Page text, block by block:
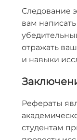
Следование
вам
отражать
и навыки
Рефераты
студентам